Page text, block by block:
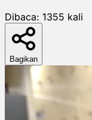
Dibaca: 1355 kali
Bagikan